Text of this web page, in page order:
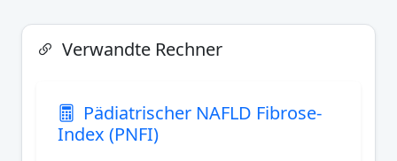
Verwandte Rechner
Pädiatrischer NAFLD Fibrose-
Index (PNFI)